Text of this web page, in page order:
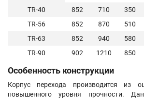
TR-40 852 710 350
TR-56
852 870 510
TR-63
852 940 580
TR-90
902 1210 850
Особенность конструкции
Корпус перехода производится из
повышенного уровня прочности.